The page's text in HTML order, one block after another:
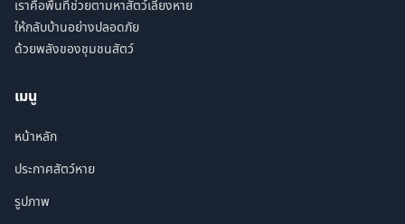
เราคือพื้นที่ช่วยตามหาสัตว์เลี้ยงหาย
ให้กลับบ้านอย่างปลอดภัย
ด้วยพลังของชุมชนสัตว์
เมนู
หน้าหลัก
ประกาศสัตว์หาย
รูปภาพ